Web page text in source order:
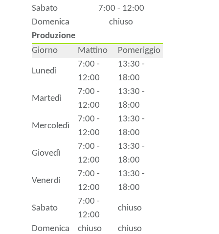
Sabato
7:00 - 12:00
Domenica
chiuso
Produzione
Giorno
Mattino Pomeriggio
Lunedì
7:00 -
12:00
13:30 -
18:00
Martedì
7:00 -
12:00
13:30 -
18:00
Mercoledì
7:00 -
12:00
13:30 -
18:00
Giovedì
7:00 -
12:00
13:30 -
18:00
Venerdì
7:00 -
12:00
13:30 -
18:00
Sabato
7:00 -
12:00
chiuso
Domenica chiuso
chiuso